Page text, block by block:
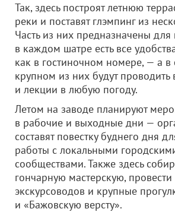
Так, здесь построят летнюю
реки и поставят глэмпинг из
Часть из них предназначены
в каждом шатре есть все
как в гостиночном номере, — а
крупном из них будут проводить
и лекции в любую погоду.
Летом на заводе планируют
в рабочие и выходные дни —
составят повестку буднего дня
работы с локальными
сообществами. Также здесь
гончарную мастерскую,
экскурсоводов и крупные
и «Бажовскую версту».